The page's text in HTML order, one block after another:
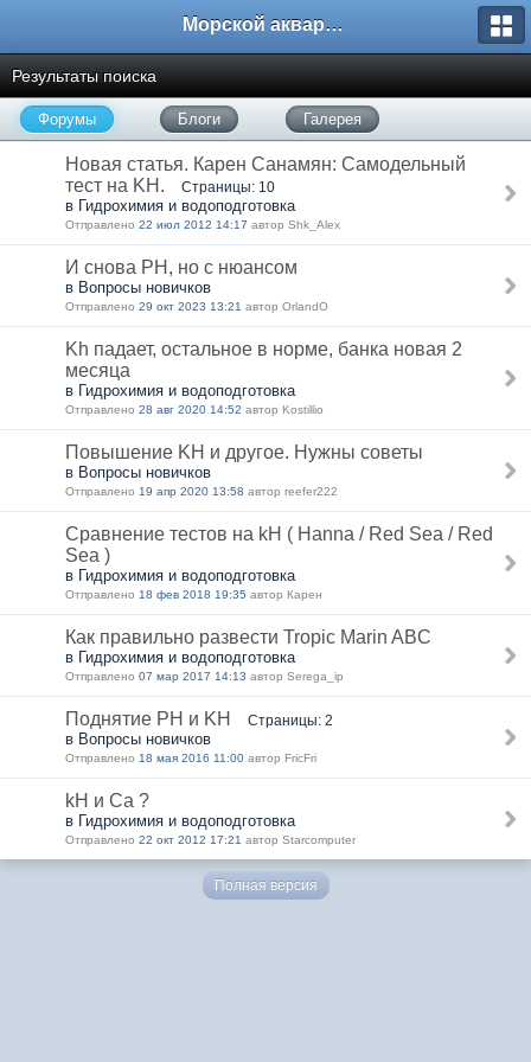
Морской аквариум. Форумы ReefCentral.ru
Результаты поиска
Форумы Блоги Галерея
Новая статья. Карен Санамян: Самодельный
тест на KH.
Страницы: 10
в Гидрохимия и водоподготовка
Отправлено 22 июл 2012 14:17 автор Shk_Alex
И снова PH, но с нюансом
в Вопросы новичков
Отправлено 29 окт 2023 13:21 автор OrlandO
Kh падает, остальное в норме, банка новая 2
месяца
в Гидрохимия и водоподготовка
Отправлено 28 авг 2020 14:52 автор Kostillio
Повышение KH и другое. Нужны советы
в Вопросы новичков
Отправлено 19 апр 2020 13:58 автор reefer222
Сравнение тестов на kH ( Hanna / Red Sea / Red
Sea )
в Гидрохимия и водоподготовка
Отправлено 18 фев 2018 19:35 автор Карен
Как правильно развести Tropic Marin ABC
в Гидрохимия и водоподготовка
Отправлено 07 мар 2017 14:13 автор Serega_ip
Поднятие PH и KH Страницы: 2
в Вопросы новичков
Отправлено 18 мая 2016 11:00 автор FricFri
kH и Ca ?
в Гидрохимия и водоподготовка
Отправлено 22 окт 2012 17:21 автор Starcomputer
Полная версия